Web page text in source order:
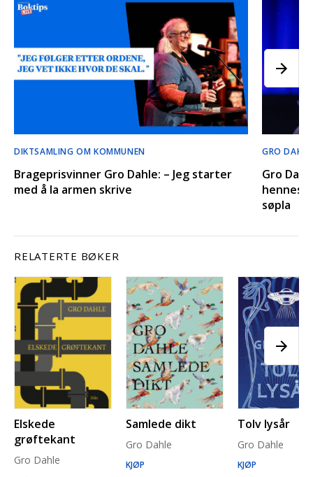
DIKTSAMLING OM KOMMUNEN
Brageprisvinner Gro Dahle: – Jeg starter
med å la armen skrive
GRO
Gro
hennes
søpla
RELATERTE BØKER
Elskede
grøftekant
Gro Dahle
Samlede dikt
Gro Dahle
KJØP
Tolv lysår
Gro Dahle
KJØP